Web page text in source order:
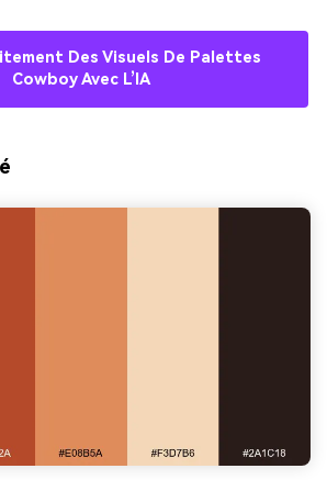
Des Visuels De Palettes
Cowboy Avec L’IA